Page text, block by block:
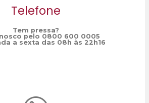
Telefone
Tem pressa?
pelo 0800 600 0005
a sexta das 08h às 22h16